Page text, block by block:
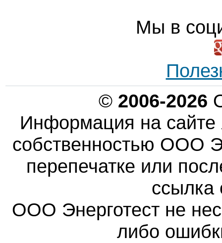
Мы в
© 2006-2026
Информация на сайте
собственностью ООО
перепечатке или
ссылка
ООО Энерготест не
либо